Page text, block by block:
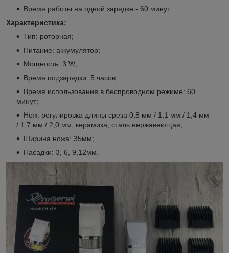
Время работы на одной зарядке - 60 минут.
Характеристика:
Тип: роторная;
Питание: аккумулятор;
Мощность: 3 W;
Время подзарядки: 5 часов;
Время использования в беспроводном режиме: 60
минут;
Нож: регулировка длины среза 0,8 мм / 1,1 мм / 1,4 мм
/ 1,7 мм / 2,0 мм, керамика, сталь нержавеющая;
Ширина ножа: 35мм;
Насадки: 3, 6, 9,12мм.